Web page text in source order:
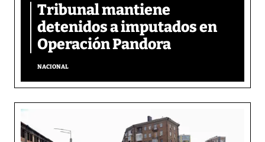
Tribunal mantiene
detenidos a imputados en
Operación Pandora
NACIONAL